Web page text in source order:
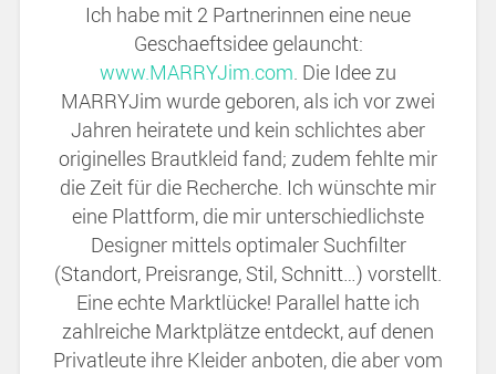
Ich habe mit 2 Partnerinnen eine neue
Geschaeftsidee gelauncht:
www.MARRYJim.com. Die Idee zu
MARRYJim wurde geboren, als ich vor zwei
Jahren heiratete und kein schlichtes aber
originelles Brautkleid fand; zudem fehlte mir
die Zeit für die Recherche. Ich wünschte mir
eine Plattform, die mir unterschiedlichste
Designer mittels optimaler Suchfilter
(Standort, Preisrange, Stil, Schnitt…) vorstellt.
Eine echte Marktlücke! Parallel hatte ich
zahlreiche Marktplätze entdeckt, auf denen
Privatleute ihre Kleider anboten, die aber vom